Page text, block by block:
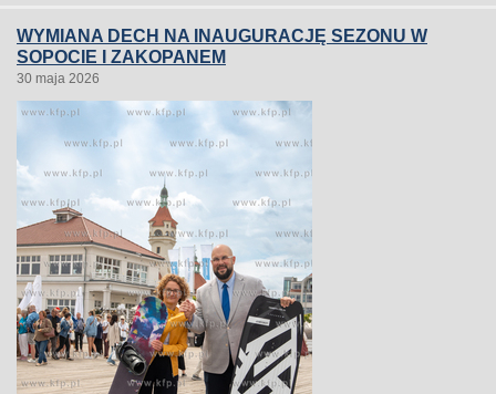
WYMIANA DECH NA INAUGURACJĘ SEZONU W
SOPOCIE I ZAKOPANEM
30 maja 2026